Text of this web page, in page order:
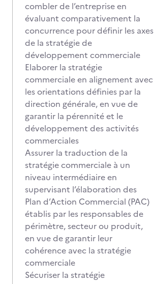
combler de l’entreprise en
évaluant comparativement la
concurrence pour définir les axes
de la stratégie de
développement commerciale
Elaborer la stratégie
commerciale en alignement avec
les orientations définies par la
direction générale, en vue de
garantir la pérennité et le
développement des activités
commerciales
Assurer la traduction de la
stratégie commerciale à un
niveau intermédiaire en
supervisant l’élaboration des
Plan d’Action Commercial (PAC)
établis par les responsables de
périmètre, secteur ou produit,
en vue de garantir leur
cohérence avec la stratégie
commerciale
Sécuriser la stratégie